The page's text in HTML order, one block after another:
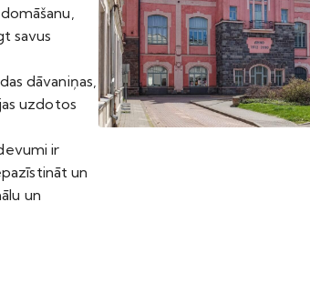
savus
dāvaniņas,
uzdotos
ir
un
un